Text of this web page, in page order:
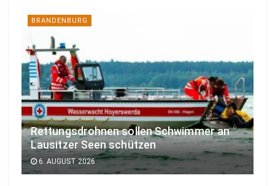
BRANDENBURG
Rettungsdrohnen sollen Schwimmer an
Lausitzer Seen schützen
6. AUGUST 2026